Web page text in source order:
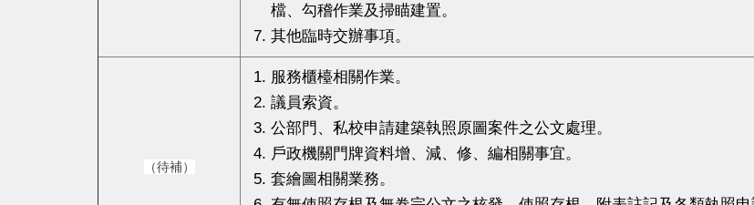
檔、勾稽作業及掃瞄建置。
其他臨時交辦事項。
（待補）
服務櫃檯相關作業。
議員索資。
公部門、私校申請建築執照原圖案件之公文處理。
戶政機關門牌資料增、減、修、編相關事宜。
套繪圖相關業務。